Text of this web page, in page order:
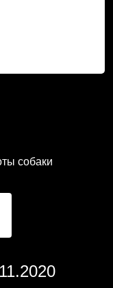
собаки